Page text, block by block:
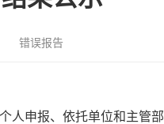
错误报告
人申报、依托单位和主管部